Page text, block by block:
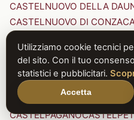
CASTELNUOVO DELLA
CASTELNUOVO DI CONZA
CASTELNUOVO DI PORTO
CASTELNUOVO MAGRA
CASTELNUOVO PARANO
CASTELNUOVO SCRIVIA
CASTELPAGANO
Utilizziamo cookie tecnici
del sito. Con il tuo
statistici e pubblicitari.
Accetta